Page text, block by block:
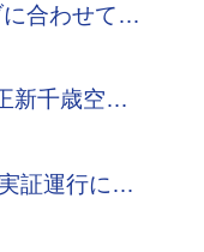
新千歳空港連絡バス 嵐ライブに合わせて増便運行します
4月1日より増便！H30.4.1改正新千歳空港連絡バス時刻表はコチラから！
新千歳空港連絡バスの深夜便実証運行について